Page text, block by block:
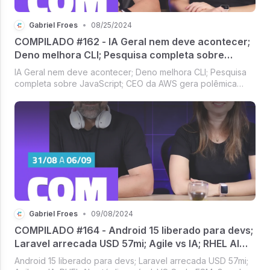
Gabriel Froes • 08/25/2024
COMPILADO #162 - IA Geral nem deve acontecer;
Deno melhora CLI; Pesquisa completa sobre
JavaScript; CEO da AWS gera polêmica com devs;
IA da Microsoft se supera
IA Geral nem deve acontecer; Deno melhora CLI; Pesquisa
completa sobre JavaScript; CEO da AWS gera polêmica
Gabriel Froes • 09/08/2024
COMPILADO #164 - Android 15 liberado para devs;
Laravel arrecada USD 57mi; Agile vs IA; RHEL AI
está disponível; VS Code ESM; Google explica
Android 15 liberado para devs; Laravel arrecada USD 57mi;